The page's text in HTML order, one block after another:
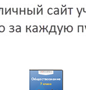
в виде